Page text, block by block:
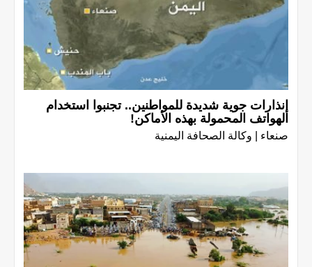
إنذارات جوية شديدة للمواطنين.. تجنبوا استخدام
الهواتف المحمولة بهذه الأماكن!
صنعاء | وكالة الصحافة اليمنية